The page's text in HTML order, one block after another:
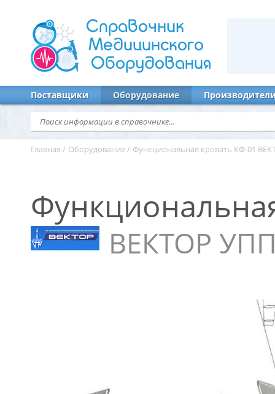
Справочник
Медицинского
Оборудования
Поставщики Оборудование
Главная / Оборудование / Функциональная кровать КФ-01
ВЕКТОР